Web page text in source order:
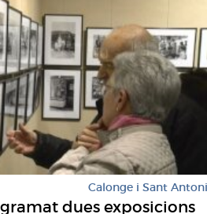
Calonge i Sant Antoni
dues exposicions